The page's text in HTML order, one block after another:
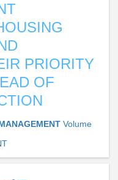
PRIORITY
OF
Volume